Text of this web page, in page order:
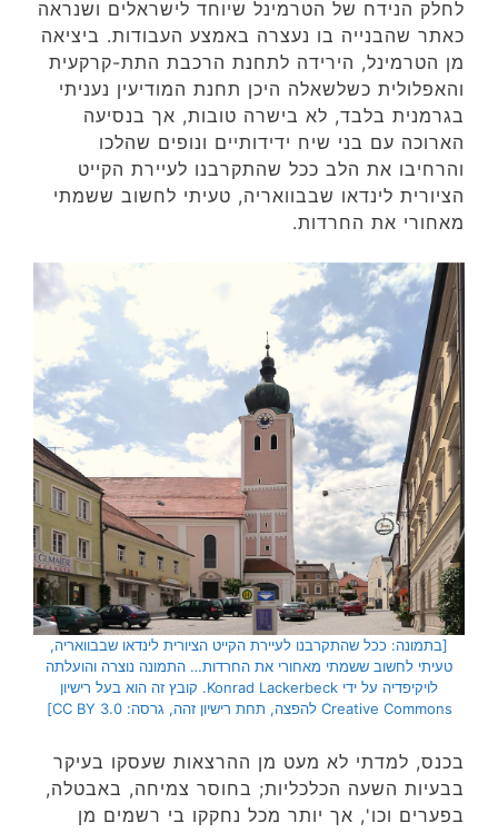
לחלק הנידח של הטרמינל שיוחד לישראלים ושנראה
כאתר שהבנייה בו נעצרה באמצע העבודות. ביציאה
מן הטרמינל, הירידה לתחנת הרכבת התת-קרקעית
והאפלולית כשלשאלה היכן תחנת המודיעין נעניתי
בגרמנית בלבד, לא בישרה טובות, אך בנסיעה
הארוכה עם בני שיח ידידותיים ונופים שהלכו
והרחיבו את הלב ככל שהתקרבנו לעיירת הקייט
הציורית לינדאו שבבוואריה, טעיתי לחשוב ששמתי
מאחורי את החרדות.
[בתמונה: ככל שהתקרבנו לעיירת הקייט הציורית לינדאו שבבוואריה,
טעיתי לחשוב ששמתי מאחורי את החרדות… התמונה נוצרה והועלתה
לויקיפדיה על ידי Konrad Lackerbeck. קובץ זה הוא בעל רישיון
Creative Commons להפצה, תחת רישיון זהה, גרסה: CC BY 3.0]
בכנס, למדתי לא מעט מן ההרצאות שעסקו בעיקר
בבעיות השעה הכלכליות; בחוסר צמיחה, באבטלה,
בפערים וכו', אך יותר מכל נחקקו בי רשמים מן